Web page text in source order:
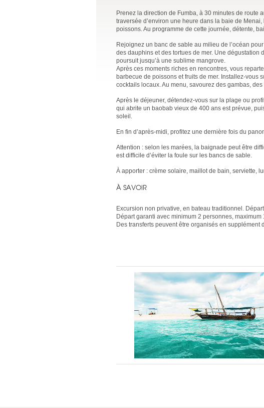
Prenez la direction de Fumba, à 30 minutes de route
traversée d’environ une heure dans la baie de
poissons. Au programme de cette journée, détente,
Rejoignez un banc de sable au milieu de l’océan
des dauphins et des tortues de mer. Une dégustation
poursuit jusqu’à une sublime mangrove.
Après ces moments riches en rencontres, vous
barbecue de poissons et fruits de mer. Installez-vous
cocktails locaux. Au menu, savourez des gambas,
Après le déjeuner, détendez-vous sur la plage ou
qui abrite un baobab vieux de 400 ans est prévue,
soleil.
En fin d’après-midi, profitez une dernière fois du
Attention : selon les marées, la baignade peut être
est difficile d’éviter la foule sur les bancs de sable.
À apporter : crème solaire, maillot de bain, serviette,
À SAVOIR
Excursion non privative, en bateau traditionnel.
Départ garanti avec minimum 2 personnes, maximum
Des transferts peuvent être organisés en supplément